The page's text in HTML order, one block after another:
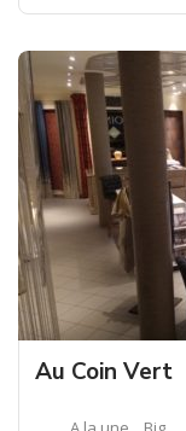
Au Coin Vert